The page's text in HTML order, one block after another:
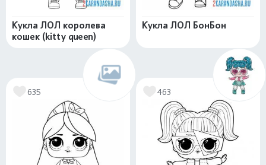
Кукла ЛОЛ королева
кошек (kitty queen)
Кукла ЛОЛ БонБон
635 463